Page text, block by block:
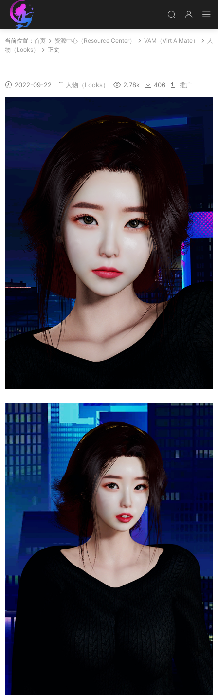
当前位置： 首页 资源中心（Resource Center） VAM（Virt A Mate）
人
物（Looks）
正文
2022-09-22 人物（Looks） 2.78k 406 推广